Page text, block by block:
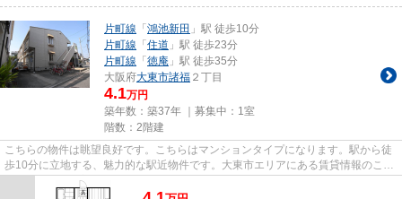
片町線 「 鴻池新田 」駅 徒歩10分
片町線 「 住道 」駅 徒歩23分
片町線 「 徳庵 」駅 徒歩35分
大阪府大東市諸福 ２丁目
4.1万円
築年数：築37年 ｜募集中： 1室
階数：2階建
こちらの物件は眺望良好です。こちらはマンションタイプになります。駅から徒
歩10分に立地する、魅力的な駅近物件です。大東市エリアにある賃貸情報のこと
なら、地域に密着した当社へ...